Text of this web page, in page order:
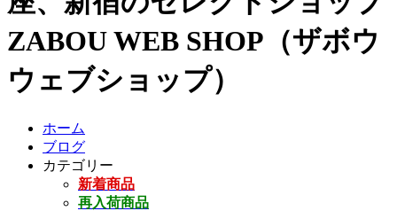
ZABOU WEB SHOP（ザボウ
ウェブショップ）
ホーム
ブログ
カテゴリー
新着商品
再入荷商品